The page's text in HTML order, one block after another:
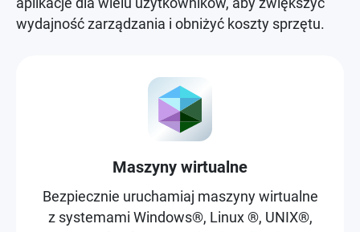
wydajność zarządzania i obniżyć koszty sprzętu.
Maszyny wirtualne
Bezpiecznie uruchamiaj maszyny wirtualne
z systemami Windows®, Linux ®, UNIX®,